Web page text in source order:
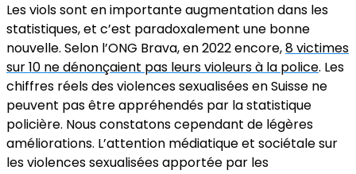
Les viols sont en importante augmentation dans les
statistiques, et c’est paradoxalement une bonne
nouvelle. Selon l’ONG Brava, en 2022 encore,8 victimes
sur 10 ne dénonçaient pas leurs violeurs à la police. Les
chiffres réels des violences sexualisées en Suisse ne
peuvent pas être appréhendés par la statistique
policière. Nous constatons cependant de légères
améliorations. L’attention médiatique et sociétale sur
les violences sexualisées apportée par les